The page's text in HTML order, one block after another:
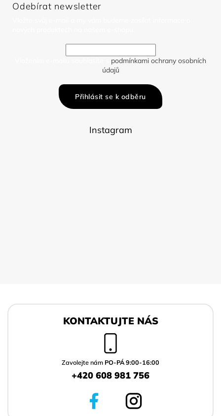
Odebírat newsletter
podmínkami ochrany osobních
údajů
Přihlásit se k odběru
Instagram
KONTAKTUJTE NÁS
Zavolejte nám PO-PÁ 9:00-16:00
+420 608 981 756